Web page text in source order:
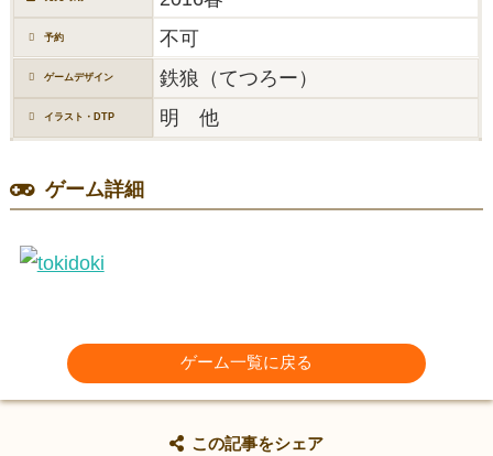
予約 不可
ゲームデザイン 鉄狼（てつろー）
イラスト・DTP 明 他
ゲーム詳細
ゲーム一覧に戻る
この記事をシェア